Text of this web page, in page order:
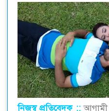
নিজস্ব প্রতিবেদক :: আগামী